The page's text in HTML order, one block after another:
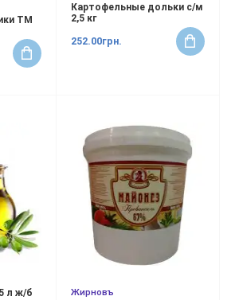
ТМ
Картофельные дольки с/м
2,5 кг
252.00грн.
л ж/б
Жирновъ